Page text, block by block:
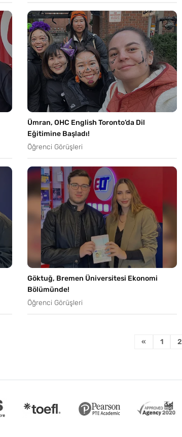
Ümran, OHC English Toronto’da Dil
Eğitimine Başladı!
Öğrenci Görüşleri
Göktuğ, Bremen Üniversitesi Ekonomi
Bölümünde!
Öğrenci Görüşleri
« 1 2